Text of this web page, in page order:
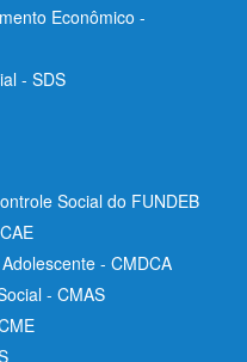
Econômico -
- SDS
Social do FUNDEB
- CMDCA
- CMAS